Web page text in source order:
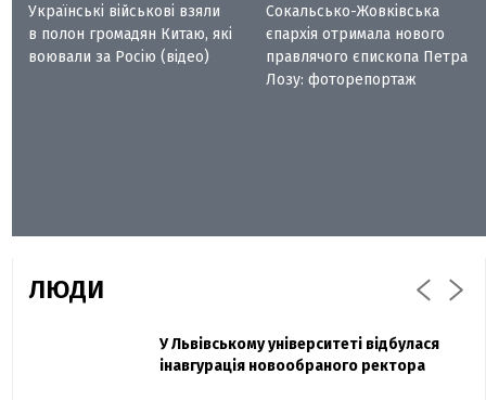
Українські військові взяли
в полон громадян Китаю, які
воювали за Росію (відео)
Сокальсько-Жовківська
єпархія отримала нового
правлячого єпископа Петра
Лозу: фоторепортаж
ЛЮДИ
Павло Дак
Захисник "Азовсталі" Діанов вдруге
одружився та показав фото з весілля
У Львівському університеті відбулася
інавгурація новообраного ректора